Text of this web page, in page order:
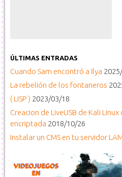
ÚLTIMAS ENTRADAS
Cuando Sam encontró a Ilya
La rebelión de los fontaneros
( LISP ) 2023/03/18
Creacion de LiveUSB de Kali
encriptada 2018/10/26
Instalar un CMS en tu servidor